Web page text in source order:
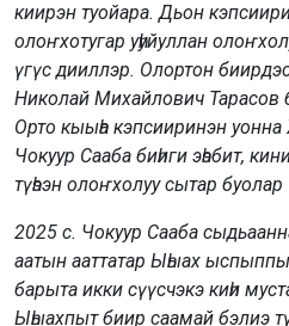
киирэн туойара. Дьон
олоҥхотугар уһуйуллан
үгүс дииллэр. Олортон
Николай Михайлович Тарасов
Орто кыыһа кэпсииринэн
Чокуур Сааба биһиги эһэбит,
түһээн олоҥхолуу сытар буолар
2025 с. Чокуур Сааба
аатын ааттатар Ыһыах
барыта икки сүүсчэкэ киһи
Ыһыахпыт биир саамай бэлиэ